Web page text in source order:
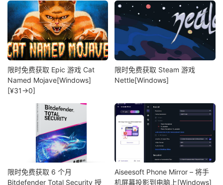
限时免费获取 Epic 游戏 Cat
Named Mojave[Windows]
[¥31→0]
限时免费获取 Steam 游戏
Nettle[Windows]
限时免费获取 6 个月
Bitdefender Total Security 授
Aiseesoft Phone Mirror – 将手
机屏幕投影到电脑上[Windows]